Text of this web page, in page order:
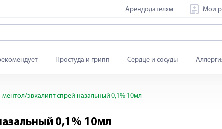
Арендодателям Мои
Простуда и грипп Сердце и сосуды
эвкалипт спрей назальный 0,1% 10мл
0,1% 10мл